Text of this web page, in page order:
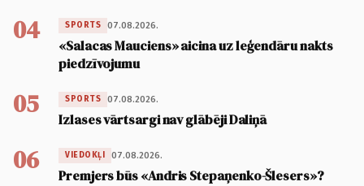
04 SPORTS 07.08.2026.
«Salacas Mauciens» aicina uz leģendāru nakts
piedzīvojumu
05 SPORTS 07.08.2026.
Izlases vārtsargi nav glābēji Daliņā
06 VIEDOKĻI 07.08.2026.
Premjers būs «Andris Stepaņenko-Šlesers»?